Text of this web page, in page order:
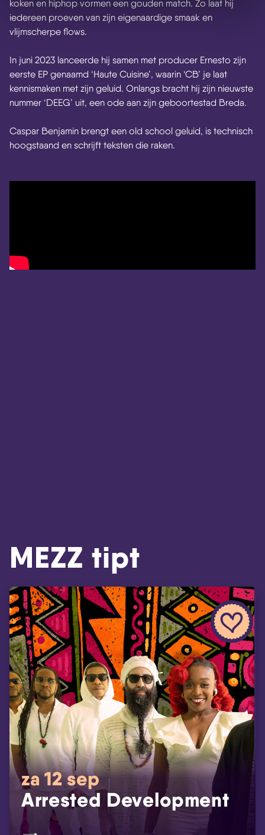
koken en hiphop vormen een gouden match. Zo laat hij
iedereen proeven van zijn eigenaardige smaak en
vlijmscherpe flows.
In juni 2023 lanceerde hij samen met producer Ernesto zijn
eerste EP genaamd ‘Haute Cuisine’, waarin ‘CB’ je laat
kennismaken met zijn geluid. Onlangs bracht hij zijn nieuwste
nummer ‘DEEG’ uit, een ode aan zijn geboortestad Breda.
Caspar Benjamin brengt een old school geluid, is technisch
hoogstaand en schrijft teksten die raken.
MEZZ tipt
za 12 sep
Arrested Development